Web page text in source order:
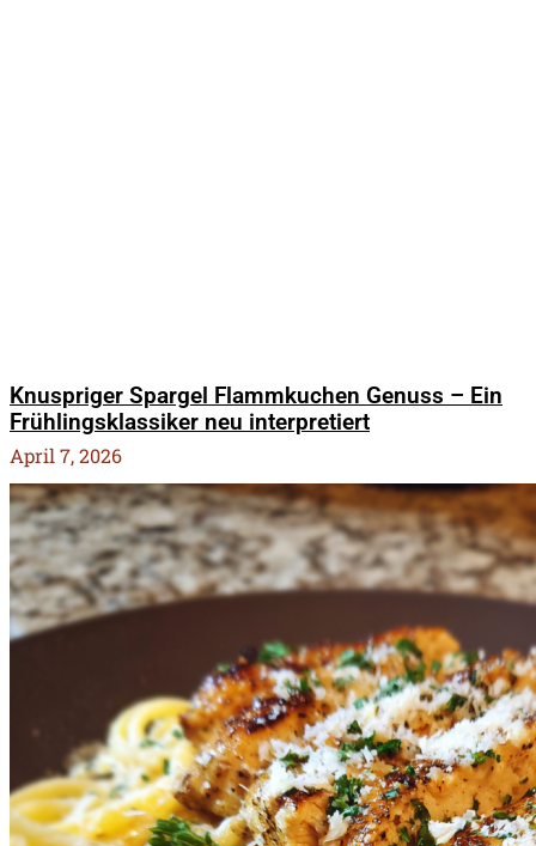
Knuspriger Spargel Flammkuchen Genuss – Ein
Frühlingsklassiker neu interpretiert
April 7, 2026